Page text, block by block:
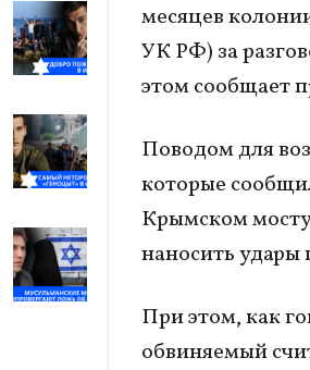
месяцев
УК РФ) за
этом сообщает
Поводом для
которые
Крымском
наносить удары
При этом, как
обвиняемый